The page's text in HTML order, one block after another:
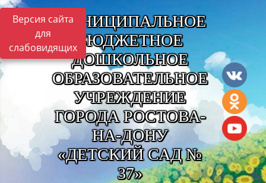
Версия сайта
для
слабовидящих
МУНИЦИПАЛЬНОЕ
БЮДЖЕТНОЕ
ДОШКОЛЬНОЕ
ОБРАЗОВАТЕЛЬНОЕ
УЧРЕЖДЕНИЕ
ГОРОДА РОСТОВА-
НА-ДОНУ
«ДЕТСКИЙ САД №
37»